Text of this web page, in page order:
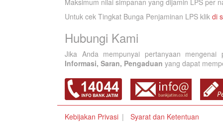
Maksimum nilai simpanan yang dijamin LPS per
Untuk cek Tingkat Bunga Penjaminan LPS klik di
Hubungi Kami
Jika Anda mempunyai pertanyaan
Informasi, Saran, Pengaduan yang dapat
Kebijakan Privasi Syarat dan Ketentuan